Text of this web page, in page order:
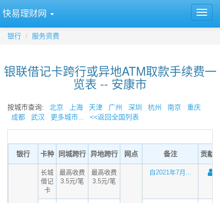
快易理财网
银行 服务资费
银联借记卡跨行或异地ATM取款手续费一
览表 -- 安康市
按城市查询: 北京 上海 天津 广州 深圳 杭州 南京
重庆
成都
武汉 更多城市... <<返回全国列表
银行 卡种 同城跨行 异地跨行 网点 备注 贡献
长城
借记
卡
最高收费
3.5元/笔
最高收费
3.5元/笔
自2021年7月...